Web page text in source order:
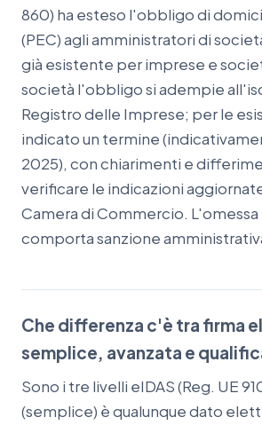
860) ha esteso l'obbligo di
(PEC) agli amministratori di
già esistente per imprese e
società l'obbligo si adempie
Registro delle Imprese; per le
indicato un termine
2025), con chiarimenti e
verificare le indicazioni
Camera di Commercio.
comporta sanzione
Che differenza c'è tra firma
semplice, avanzata e
Sono i tre livelli eIDAS (Reg. UE
(semplice) è qualunque dato